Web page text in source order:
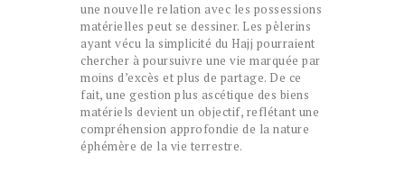
une nouvelle relation avec les possessions
matérielles peut se dessiner. Les pèlerins
ayant vécu la simplicité du Hajj pourraient
chercher à poursuivre une vie marquée par
moins d’excès et plus de partage. De ce
fait, une gestion plus ascétique des biens
matériels devient un objectif, reflétant une
compréhension approfondie de la nature
éphémère de la vie terrestre.